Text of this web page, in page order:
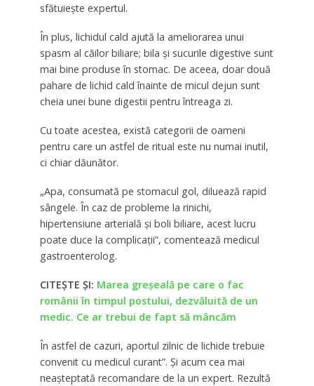
sfătuiește expertul.
În plus, lichidul cald ajută la ameliorarea unui
spasm al căilor biliare; bila și sucurile digestive sunt
mai bine produse în stomac. De aceea, doar două
pahare de lichid cald înainte de micul dejun sunt
cheia unei bune digestii pentru întreaga zi.
Cu toate acestea, există categorii de oameni
pentru care un astfel de ritual este nu numai inutil,
ci chiar dăunător.
„Apa, consumată pe stomacul gol, diluează rapid
sângele. În caz de probleme la rinichi,
hipertensiune arterială și boli biliare, acest lucru
poate duce la complicații”, comentează medicul
gastroenterolog.
CITEȘTE ȘI: Marea greşeală pe care o fac
românii în timpul postului, dezvăluită de un
medic. Ce ar trebui de fapt să mâncăm
În astfel de cazuri, aportul zilnic de lichide trebuie
convenit cu medicul curant”. Și acum cea mai
neașteptată recomandare de la un expert. Rezultă